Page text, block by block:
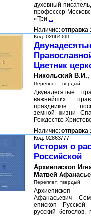
духовный
профессор
«Три ...
Наличие: отправка
Код: 02864068
Цветник
Никольский В.И.,
Переплет: твердый
Двунадесятые
важнейших
праздников,
земной жизни
Рождество
Наличие: отправка
Код: 02863777
История о
Российской
Архиепископ
Матвей
Переплет: твердый
Архиепископ
Афанасьевич
епископ Русской
русский